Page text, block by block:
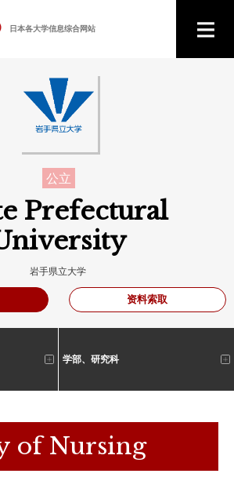
日本各大学信息综合网站
公立
Prefectural
岩手県立大学
资料索取
学部、研究科
of Nursing